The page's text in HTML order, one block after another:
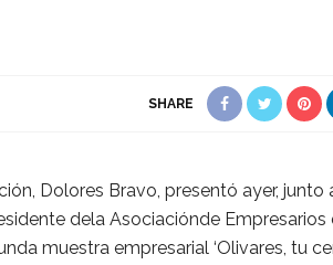
SHARE
Dolores Bravo, presentó ayer, junto
dela Asociaciónde Empresarios
muestra empresarial ‘Olivares, tu